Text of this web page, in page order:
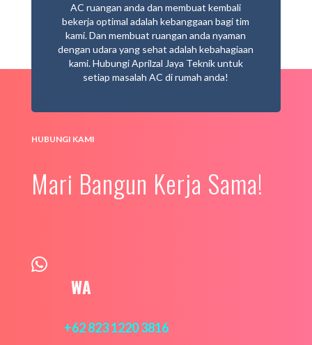
AC ruangan anda dan membuat kembali
bekerja optimal adalah kebanggaan bagi tim
kami. Dan membuat ruangan anda nyaman
dengan udara yang sehat adalah kebahagiaan
kami. Hubungi Aprilzal Jaya Teknik untuk
setiap masalah AC di rumah anda!
HUBUNGI KAMI
Mari Bangun Kerja Sama!

WA
+62 823 1220 3816